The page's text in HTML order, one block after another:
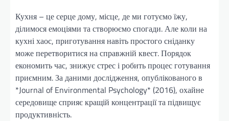
Кухня – це серце дому, місце, де ми готуємо їжу,
ділимося емоціями та створюємо спогади. Але коли на
кухні хаос, приготування навіть простого сніданку
може перетворитися на справжній квест. Порядок
економить час, знижує стрес і робить процес готування
приємним. За даними дослідження, опублікованого в
*Journal of Environmental Psychology* (2016), охайне
середовище сприяє кращій концентрації та підвищує
продуктивність.